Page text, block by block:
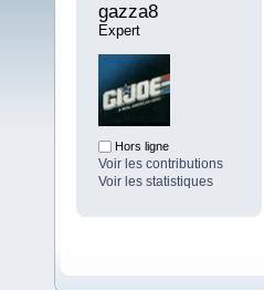
gazza8
Expert
Hors ligne
Voir les contributions
Voir les statistiques